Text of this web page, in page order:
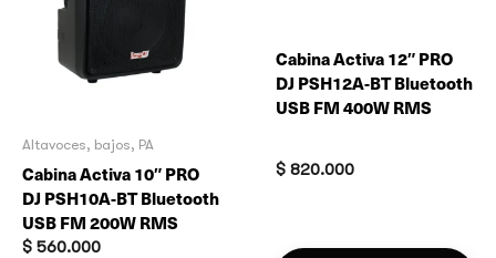
Altavoces, bajos, PA
Cabina Activa 10″ PRO
DJ PSH10A-BT Bluetooth
USB FM 200W RMS
$ 560.000
Cabina Activa 12″ PRO
DJ PSH12A-BT Bluetooth
USB FM 400W RMS
$ 820.000